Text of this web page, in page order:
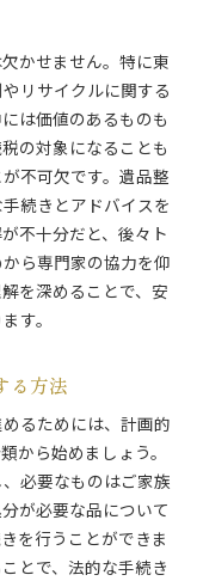
事例
方法
と埼玉県のケー
法
理
功事例
方
かせません。特に東
リサイクルに関する
は価値のあるものも
の対象になることも
不可欠です。遺品整
続きとアドバイスを
不十分だと、後々ト
ら専門家の協力を仰
を深めることで、安
す。
る方法
るためには、計画的
から始めましょう。
必要なものはご家族
が必要な品について
を行うことができま
とで、法的な手続き